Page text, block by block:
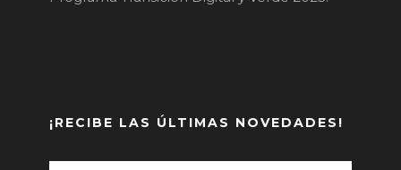
¡RECIBE LAS ÚLTIMAS NOVEDADES!